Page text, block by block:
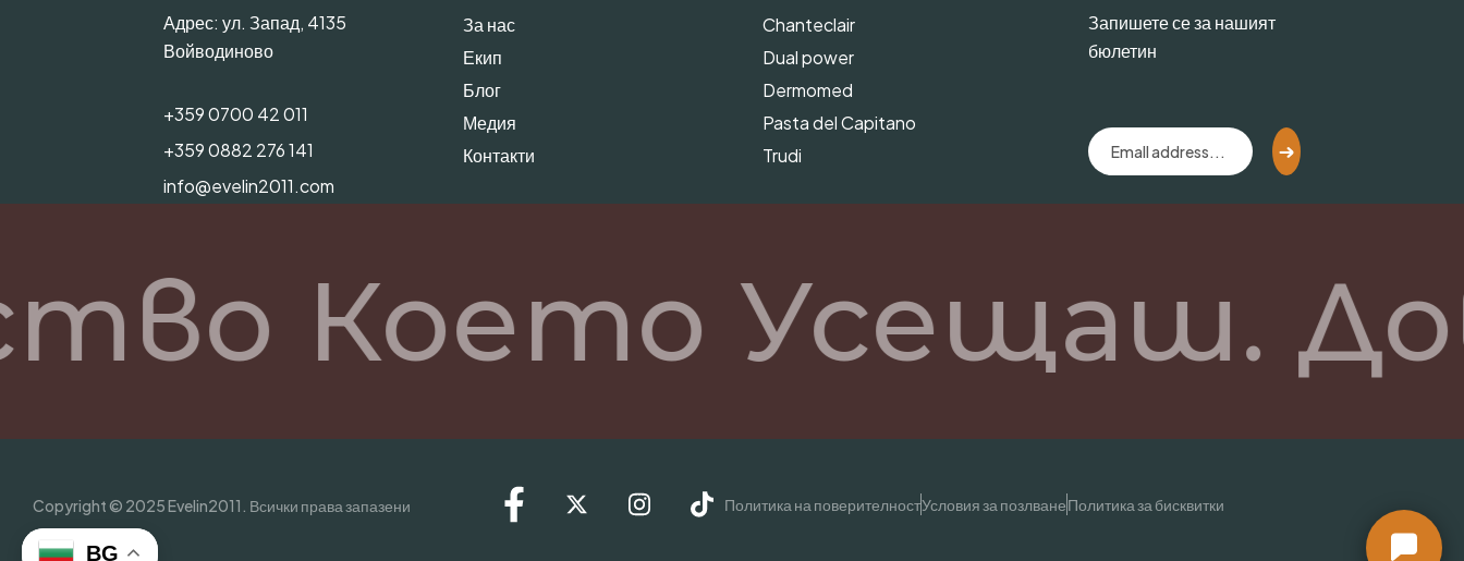
Адрес: ул. Запад, 4135
Войводиново
+359 0700 42 011
+359 0882 276 141
info@evelin2011.com
За нас
Екип
Блог
Медия
Контакти
Chanteclair
Dual power
Dermomed
Pasta del Capitano
Trudi
Запишете се за нашият
бюлетин
Което Усещаш.
Copyright © 2025 Evelin2011. Всички права запазени Политика на поверителностУсловия за позлванеПолитика за бисквитки
BG